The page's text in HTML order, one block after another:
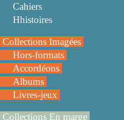
Cahiers
Hhistoires
Collections Imagées
Hors-formats
Accordéons
Albums
Livres-jeux
Collections En marge